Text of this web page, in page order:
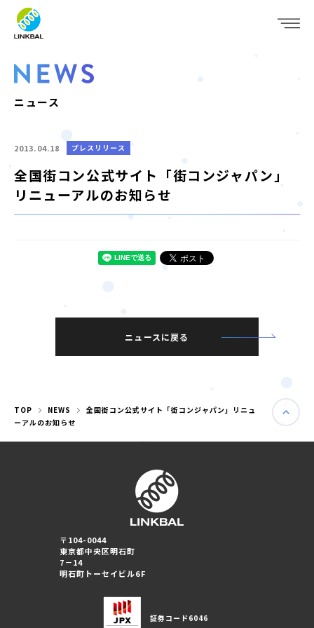
WHO WE ARE
SERVICE
IR
RECRUIT
婚活パーティー（東京）
婚活パーティー（大阪）
PRIVACY POLICY
JP
ニュース
2013.04.18 プレスリリース
全国街コン公式サイト「街コンジャパン」
リニューアルのお知らせ
ニュースに戻る
TOP NEWS
全国街コン公式サイト「街コンジャパン」リニュ
ーアルのお知らせ
〒104-0044
東京都中央区明石町
7－14
明石町トーセイビル6F
証券コード6046